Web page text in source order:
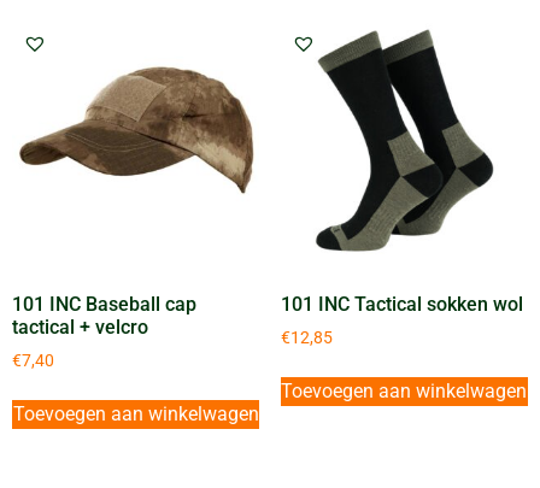
101 INC Baseball cap
tactical + velcro
€7,40
Toevoegen aan winkelwagen
101 INC Tactical sokken wol
€12,85
Toevoegen aan winkelwagen